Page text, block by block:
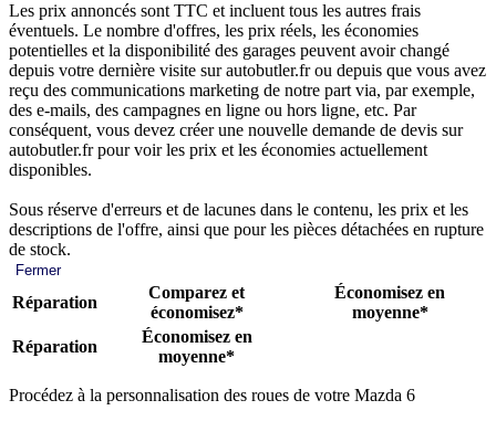
Les prix annoncés sont TTC et incluent tous les autres frais
éventuels. Le nombre d'offres, les prix réels, les économies
potentielles et la disponibilité des garages peuvent avoir changé
depuis votre dernière visite sur autobutler.fr ou depuis que vous avez
reçu des communications marketing de notre part via, par exemple,
des e-mails, des campagnes en ligne ou hors ligne, etc. Par
conséquent, vous devez créer une nouvelle demande de devis sur
autobutler.fr pour voir les prix et les économies actuellement
disponibles.
Sous réserve d'erreurs et de lacunes dans le contenu, les prix et les
descriptions de l'offre, ainsi que pour les pièces détachées en rupture
de stock.
Fermer
Réparation
Comparez et
économisez*
Économisez en
moyenne*
Réparation
Économisez en
moyenne*
Procédez à la personnalisation des roues de votre Mazda 6